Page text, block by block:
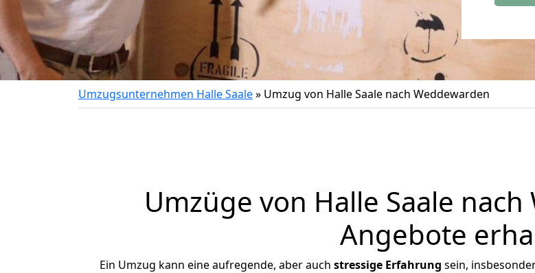
Umzugsunternehmen Halle Saale» Umzug von Halle Saale nach Weddewarden
Umzüge von Halle Saale
Angebote
Ein Umzug kann eine aufregende, aber auch stressige Erfahrung sein,